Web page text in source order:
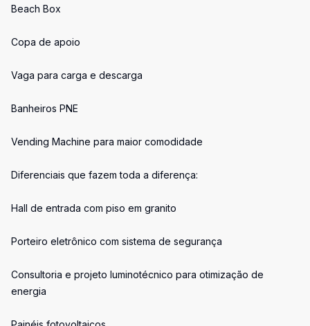
Beach Box
Copa de apoio
Vaga para carga e descarga
Banheiros PNE
Vending Machine para maior comodidade
Diferenciais que fazem toda a diferença:
Hall de entrada com piso em granito
Porteiro eletrônico com sistema de segurança
Consultoria e projeto luminotécnico para otimização de
energia